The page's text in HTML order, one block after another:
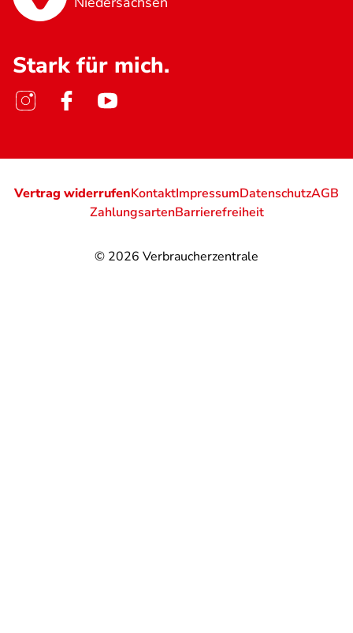
Stark für mich.
© 2026 Verbraucherzentrale
Vertrag widerrufenKontaktImpressumDatenschutzAGB
ZahlungsartenBarrierefreiheit